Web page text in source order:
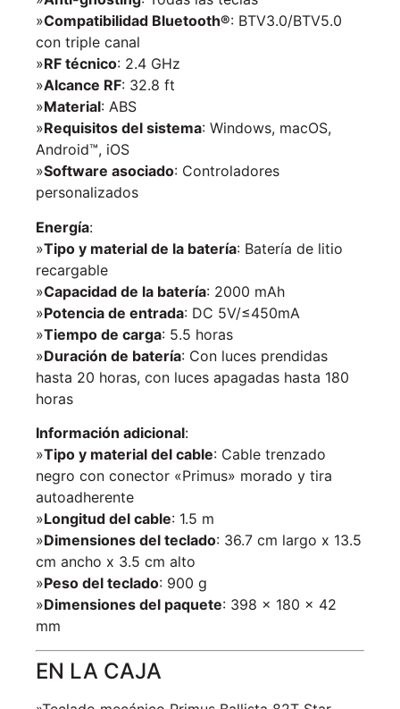
»Compatibilidad Bluetooth®: BTV3.0/BTV5.0
con triple canal
»RF técnico: 2.4 GHz
»Alcance RF: 32.8 ft
»Material: ABS
»Requisitos del sistema: Windows, macOS,
Android™, iOS
»Software asociado: Controladores
personalizados
Energía:
»Tipo y material de la batería: Batería de litio
recargable
»Capacidad de la batería: 2000 mAh
»Potencia de entrada: DC 5V/≤450mA
»Tiempo de carga: 5.5 horas
»Duración de batería: Con luces prendidas
hasta 20 horas, con luces apagadas hasta 180
horas
Información adicional:
»Tipo y material del cable: Cable trenzado
negro con conector «Primus» morado y tira
autoadherente
»Longitud del cable: 1.5 m
»Dimensiones del teclado: 36.7 cm largo x 13.5
cm ancho x 3.5 cm alto
»Peso del teclado: 900 g
»Dimensiones del paquete: 398 x 180 x 42
mm
EN LA CAJA